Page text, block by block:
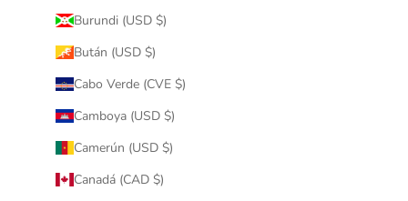
Burundi (USD $)
Bután (USD $)
Cabo Verde (CVE $)
Camboya (USD $)
Camerún (USD $)
Canadá (CAD $)